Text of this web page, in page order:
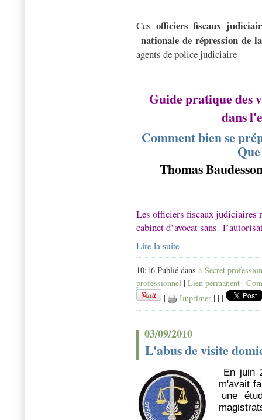
Ces officiers fiscaux
nationale de répression de
agents de police judiciaire
Guide pratique des
dans
Comment bien se
Thomas
Les officiers fiscaux judiciaires
cabinet d’avocat sans
Lire la suite
10:16 Publié dans a-Secret
professionnel | Lien permanent |
|
Imprimer | | |
03/09/2010
L'abus de visite
En juin
m'avait
une